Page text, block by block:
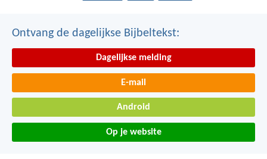
Ontvang de dagelijkse Bijbeltekst:
Dagelijkse melding
E-mail
Android
Op je website